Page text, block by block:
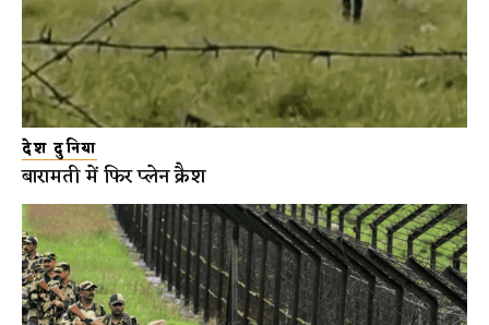
देश दुनिया
बारामती में फिर प्लेन क्रैश